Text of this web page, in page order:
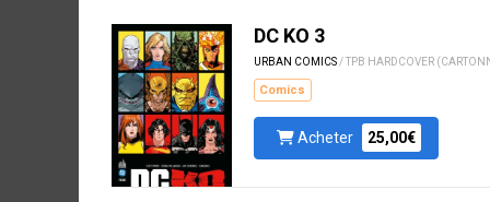
DC KO 3
URBAN COMICS / TPB HARDCOVER
Comics
Acheter 25,00€